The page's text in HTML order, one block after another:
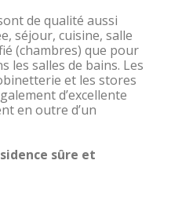
de qualité aussi
séjour, cuisine, salle
(chambres) que pour
les salles de bains. Les
et les stores
d’excellente
en outre d’un
sûre et